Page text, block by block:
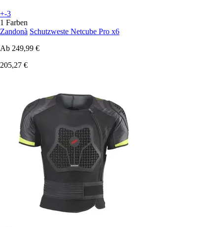
+-3
1 Farben
Zandonà Schutzweste Netcube Pro x6
Ab 249,99 €
205,27 €